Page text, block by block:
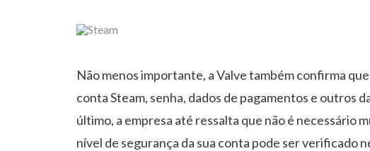
Não menos importante, a Valve também confirma
conta Steam, senha, dados de pagamentos e outros
último, a empresa até ressalta que não é necessário
nível de segurança da sua conta pode ser verificado